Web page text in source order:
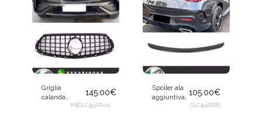
Griglia
calanda
mascherina
145.00€
MBGLC254FG-01
Spoiler ala
aggiuntiva 105.00€
GLC254RSBS